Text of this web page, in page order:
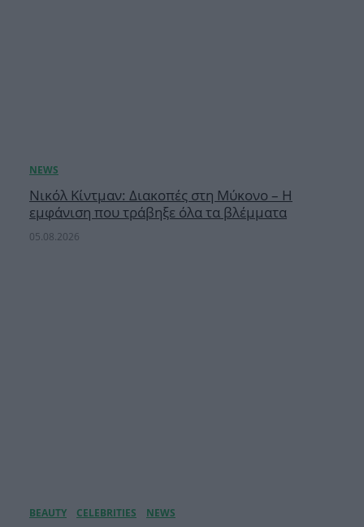
Νικόλ Κίντμαν: Διακοπές στη Μύκονο – Η
εμφάνιση που τράβηξε όλα τα βλέμματα
05.08.2026